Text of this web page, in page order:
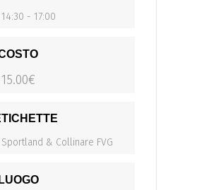
14:30 - 17:00
15.00€
Sportland & Collinare FVG
LUOGO